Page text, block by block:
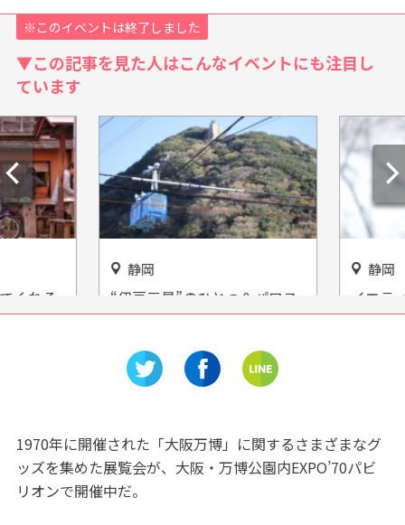
※このイベントは終了しました
▼この記事を見た人はこんなイベントにも注目し
ています
くれる
介！
静岡
“伊豆三景”のひとつ＆パワス
ポめぐりが楽しめる！『下田
姿山自然公園』に行こう♪
静岡
イエテ
早くオ
1970年に開催された「大阪万博」に関するさまざまなグ
ッズを集めた展覧会が、大阪・万博公園内EXPO’70パビ
リオンで開催中だ。